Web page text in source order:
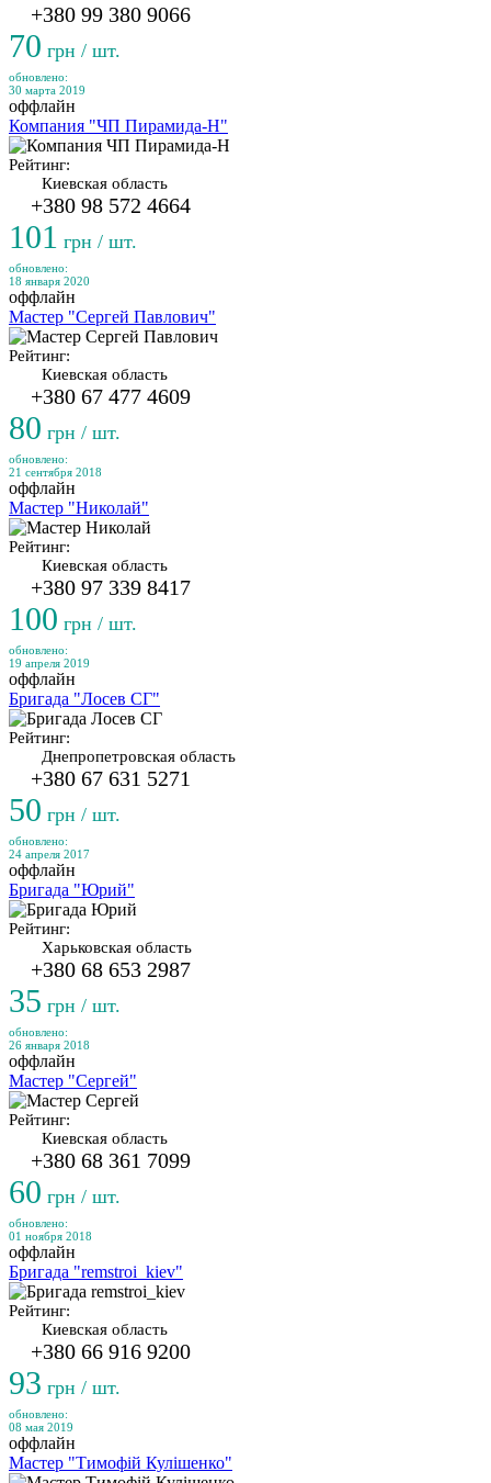
+380 99 380 9066
70 грн / шт.
обновлено:
30 марта 2019
оффлайн
Компания "ЧП Пирамида-Н"
Рейтинг:
Киевская область
+380 98 572 4664
101 грн / шт.
обновлено:
18 января 2020
оффлайн
Мастер "Сергей Павлович"
Рейтинг:
Киевская область
+380 67 477 4609
80 грн / шт.
обновлено:
21 сентября 2018
оффлайн
Мастер "Николай"
Рейтинг:
Киевская область
+380 97 339 8417
100 грн / шт.
обновлено:
19 апреля 2019
оффлайн
Бригада "Лосев СГ"
Рейтинг:
Днепропетровская область
+380 67 631 5271
50 грн / шт.
обновлено:
24 апреля 2017
оффлайн
Бригада "Юрий"
Рейтинг:
Харьковская область
+380 68 653 2987
35 грн / шт.
обновлено:
26 января 2018
оффлайн
Мастер "Сергей"
Рейтинг:
Киевская область
+380 68 361 7099
60 грн / шт.
обновлено:
01 ноября 2018
оффлайн
Бригада "remstroi_kiev"
Рейтинг:
Киевская область
+380 66 916 9200
93 грн / шт.
обновлено:
08 мая 2019
оффлайн
Мастер "Тимофій Кулішенко"